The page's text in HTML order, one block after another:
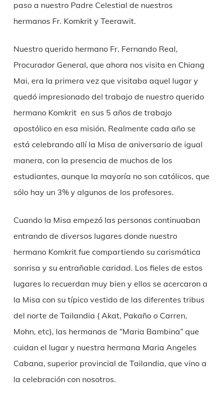
paso a nuestro Padre Celestial de nuestros
hermanos Fr. Komkrit y Teerawit.
Nuestro querido hermano Fr. Fernando Real,
Procurador General, que ahora nos visita en Chiang
Mai, era la primera vez que visitaba aquel lugar y
quedó impresionado del trabajo de nuestro querido
hermano Komkrit en sus 5 años de trabajo
apostólico en esa misión. Realmente cada año se
está celebrando allí la Misa de aniversario de igual
manera, con la presencia de muchos de los
estudiantes, aunque la mayoría no son católicos, que
sólo hay un 3% y algunos de los profesores.
Cuando la Misa empezó las personas continuaban
entrando de diversos lugares donde nuestro
hermano Komkrit fue compartiendo su carismática
sonrisa y su entrañable caridad. Los fieles de estos
lugares lo recuerdan muy bien y ellos se acercaron a
la Misa con su típico vestido de las diferentes tribus
del norte de Tailandia ( Akat, Pakaño o Carren,
Mohn, etc), las hermanas de “Maria Bambina” que
cuidan el lugar y nuestra hermana Maria Angeles
Cabana, superior provincial de Tailandia, que vino a
la celebración con nosotros.